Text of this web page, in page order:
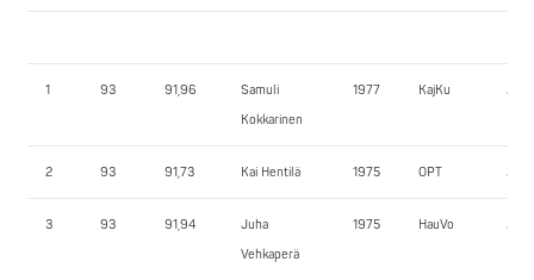
1 93 91,96
Samuli
Kokkarinen
1977 KajKu
2 93 91,73 Kai Hentilä 1975 OPT
3 93 91,94
Juha
Vehkaperä
1975 HauVo